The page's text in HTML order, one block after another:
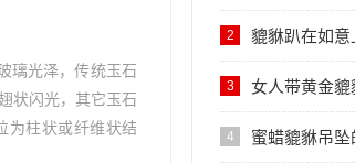
璃光泽，传统玉石
状闪光，其它玉石
为柱状或纤维状结
2 貔貅趴在如意
3 女人带黄金
4 蜜蜡貔貅吊